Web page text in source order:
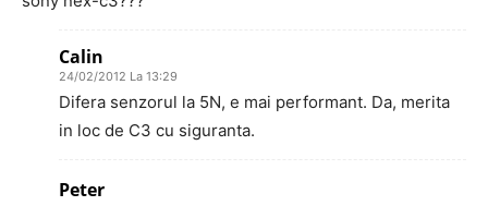
Calin
24/02/2012 La 13:29
Difera senzorul la 5N, e mai performant. Da, merita
in loc de C3 cu siguranta.
Peter